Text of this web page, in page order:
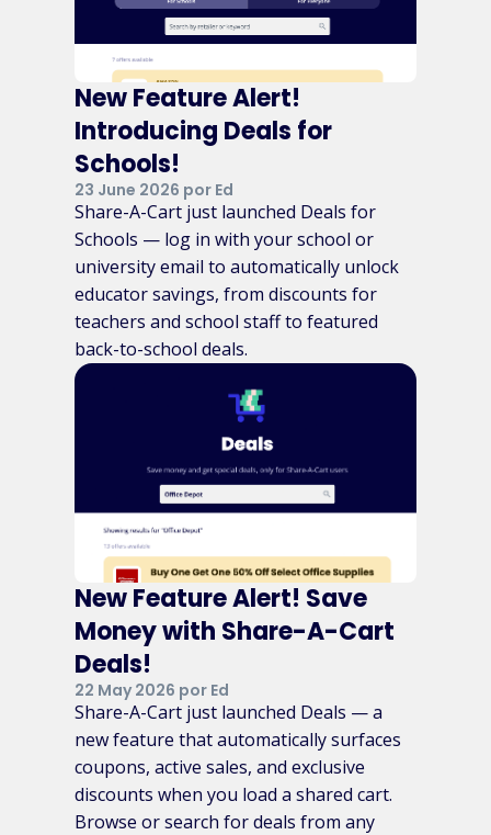
New Feature Alert!
Introducing Deals for
Schools!
23 June 2026 por Ed
Share-A-Cart just launched Deals for
Schools — log in with your school or
university email to automatically unlock
educator savings, from discounts for
teachers and school staff to featured
back-to-school deals.
New Feature Alert! Save
Money with Share-A-Cart
Deals!
22 May 2026 por Ed
Share-A-Cart just launched Deals — a
new feature that automatically surfaces
coupons, active sales, and exclusive
discounts when you load a shared cart.
Browse or search for deals from any